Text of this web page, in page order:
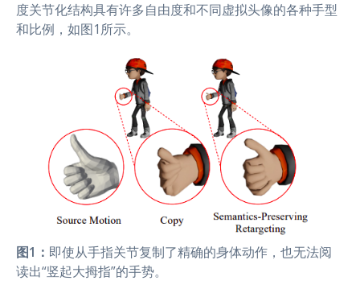
度关节化结构具有许多自由度和不同虚拟头像的各种手型
和比例，如图1所示。
图1： 即使从手指关节复制了精确的身体动作，也无法阅
读出“竖起大拇指”的手势。